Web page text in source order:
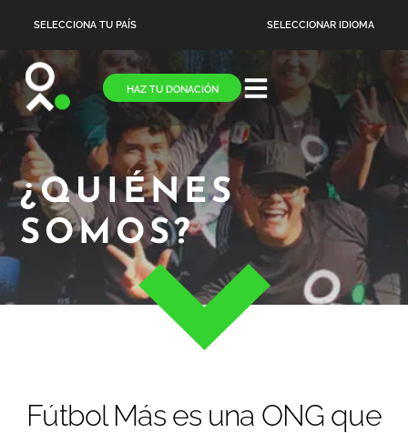
SELECCIONA TU PAÍS SELECCIONAR IDIOMA
HAZ TU DONACIÓN
¿QUIÉNES
SOMOS?
Fútbol Más es una ONG que